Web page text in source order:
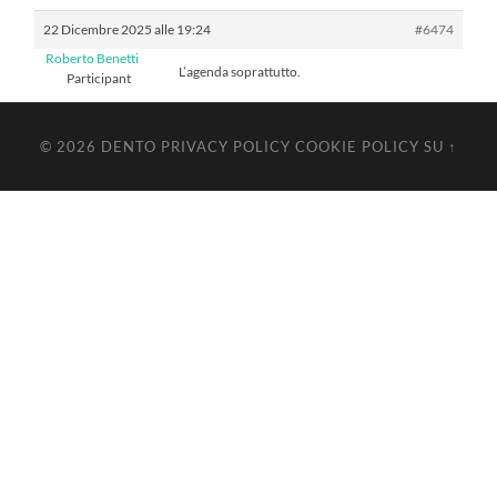
22 Dicembre 2025 alle 19:24
#6474
Roberto Benetti
Participant
L’agenda soprattutto.
© 2026 DENTO PRIVACY POLICY COOKIE POLICY SU ↑